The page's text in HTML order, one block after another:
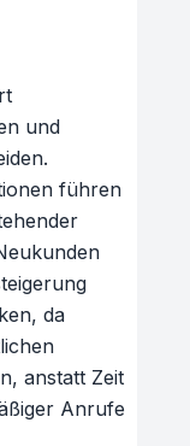
und
führen
da
anstatt Zeit
Anrufe